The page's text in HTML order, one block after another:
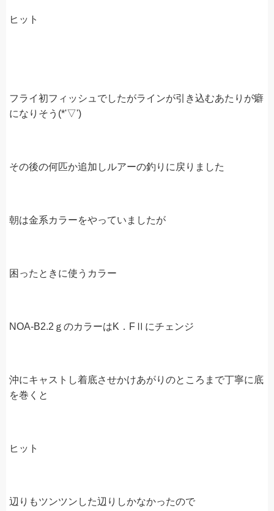
ヒット
フライ初フィッシュでしたがラインが引き込むあたりが癖
になりそう(*'▽')
その後の何匹か追加しルアーの釣りに戻りました
朝は金系カラーをやっていましたが
困ったときに使うカラー
NOA-B2.2ｇのカラーはK．FⅡにチェンジ
沖にキャストし着底させかけあがりのところまで丁寧に底
を巻くと
ヒット
辺りもツンツンした辺りしかなかったので